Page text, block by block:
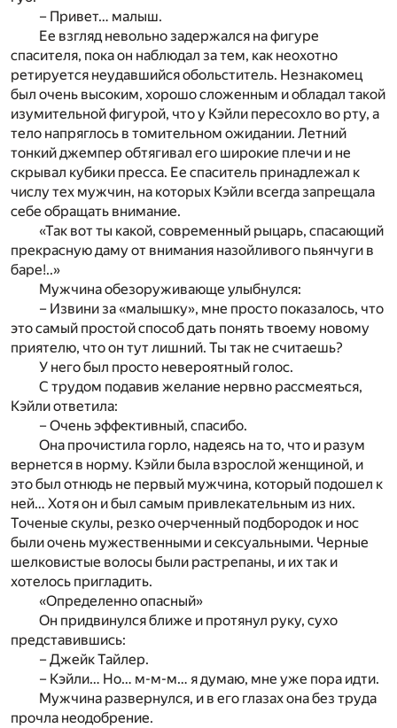
– Привет… малыш.
Ее взгляд невольно задержался на фигуре
спасителя, пока он наблюдал за тем, как неохотно
ретируется неудавшийся обольститель. Незнакомец
был очень высоким, хорошо сложенным и обладал такой
изумительной фигурой, что у Кэйли пересохло во рту, а
тело напряглось в томительном ожидании. Летний
тонкий джемпер обтягивал его широкие плечи и не
скрывал кубики пресса. Ее спаситель принадлежал к
числу тех мужчин, на которых Кэйли всегда запрещала
себе обращать внимание.
«Так вот ты какой, современный рыцарь, спасающий
прекрасную даму от внимания назойливого пьянчуги в
баре!..»
Мужчина обезоруживающе улыбнулся:
– Извини за «малышку», мне просто показалось, что
это самый простой способ дать понять твоему новому
приятелю, что он тут лишний. Ты так не считаешь?
У него был просто невероятный голос.
С трудом подавив желание нервно рассмеяться,
Кэйли ответила:
– Очень эффективный, спасибо.
Она прочистила горло, надеясь на то, что и разум
вернется в норму. Кэйли была взрослой женщиной, и
это был отнюдь не первый мужчина, который подошел к
ней… Хотя он и был самым привлекательным из них.
Точеные скулы, резко очерченный подбородок и нос
были очень мужественными и сексуальными. Черные
шелковистые волосы были растрепаны, и их так и
хотелось пригладить.
«Определенно опасный»
Он придвинулся ближе и протянул руку, сухо
представившись:
– Джейк Тайлер.
– Кэйли… Но… м-м-м… я думаю, мне уже пора идти.
Мужчина развернулся, и в его глазах она без труда
прочла неодобрение.